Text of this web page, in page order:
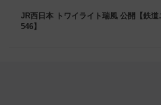
JR西日本 トワイライト瑞風 公開【鉄道
546】